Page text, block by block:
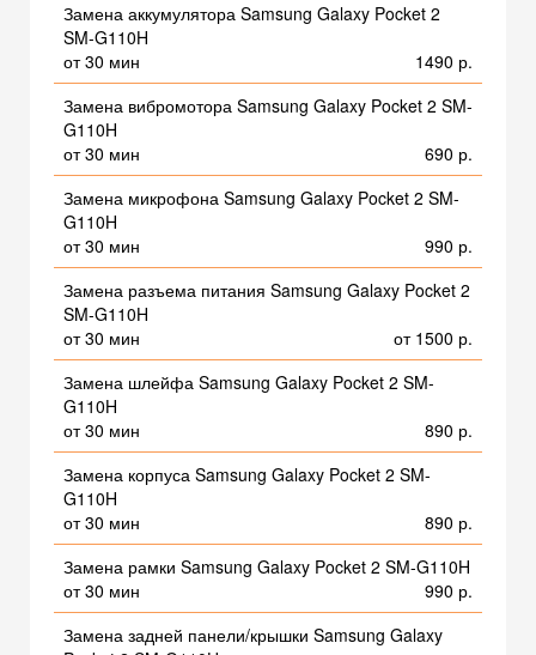
Замена аккумулятора Samsung Galaxy Pocket 2
SM-G110H
от 30 мин
1490 р.
Замена вибромотора Samsung Galaxy Pocket 2 SM-
G110H
от 30 мин
690 р.
Замена микрофона Samsung Galaxy Pocket 2 SM-
G110H
от 30 мин
990 р.
Замена разъема питания Samsung Galaxy Pocket 2
SM-G110H
от 30 мин
от 1500 р.
Замена шлейфа Samsung Galaxy Pocket 2 SM-
G110H
от 30 мин
890 р.
Замена корпуса Samsung Galaxy Pocket 2 SM-
G110H
от 30 мин
890 р.
Замена рамки Samsung Galaxy Pocket 2 SM-G110H
от 30 мин
990 р.
Замена задней панели/крышки Samsung Galaxy